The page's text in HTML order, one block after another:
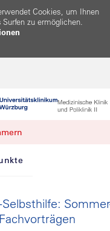
Cookies, um Ihnen
zu ermöglichen.